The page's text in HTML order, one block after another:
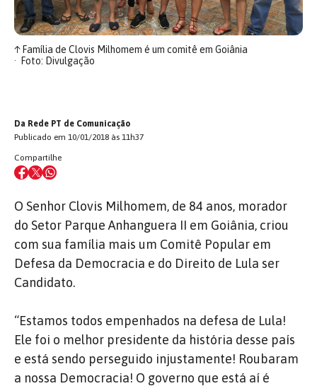
↑Família de Clovis Milhomem é um comitê em Goiânia
Foto: Divulgação
Da Rede PT de Comunicação
Publicado em 10/01/2018 às 11h37
Compartilhe
O Senhor Clovis Milhomem, de 84 anos, morador
do Setor Parque Anhanguera II em Goiânia, criou
com sua família mais um Comitê Popular em
Defesa da Democracia e do Direito de Lula ser
Candidato.
“Estamos todos empenhados na defesa de Lula!
Ele foi o melhor presidente da história desse país
e está sendo perseguido injustamente! Roubaram
a nossa Democracia! O governo que está aí é